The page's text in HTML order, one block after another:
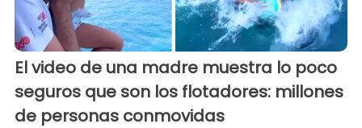
El video de una madre muestra lo poco
seguros que son los flotadores: millones
de personas conmovidas